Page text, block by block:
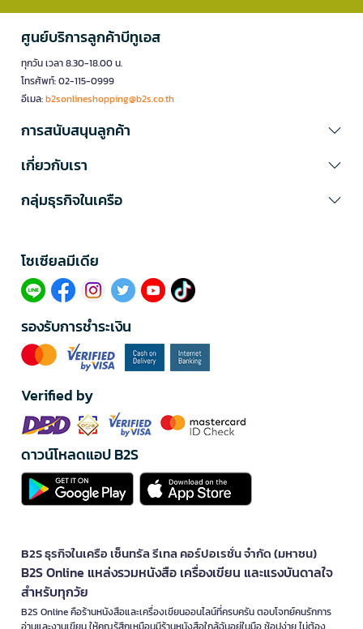
ศูนย์บริการลูกค้าบีทูเอส
ทุกวัน เวลา 8.30-18.00 น.
โทรศัพท์: 02-115-0999
อีเมล:b2sonlineshopping@b2s.co.th
การสนับสนุนลูกค้า
เกี่ยวกับเรา
กลุ่มธุรกิจในเครือ
โซเซียลมีเดีย​
รองรับการชำระเงิน
Verified by
ดาวน์โหลดแอป B2S
B2S ธุรกิจในเครือ เซ็นทรัล รีเทล คอร์ปอเรชั่น จำกัด (มหาชน)
B2S Online แหล่งรวมหนังสือ เครื่องเขียน และแรงบันดาลใจ
สำหรับทุกวัย
B2S Online คือร้านหนังสือและเครื่องเขียนออนไลน์ที่ครบครัน ตอบโจทย์คนรักการ